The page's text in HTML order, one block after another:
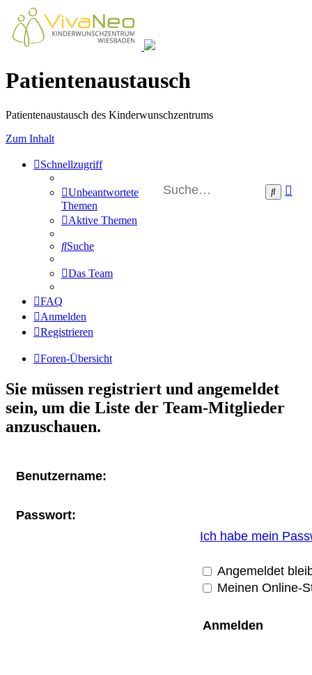
Patientenaustausch
Patientenaustausch des Kinderwunschzentrums
Zum Inhalt
Suche
Schnellzugriff
Unbeantwortete
Themen
Aktive Themen
Suche
Das Team
FAQ
Anmelden
Registrieren
Foren-Übersicht
Sie müssen registriert und angemeldet
sein, um die Liste der Team-Mitglieder
anzuschauen.
Benutzername:
Passwort:
Ich habe mein
Angemeldet
Meinen Online-